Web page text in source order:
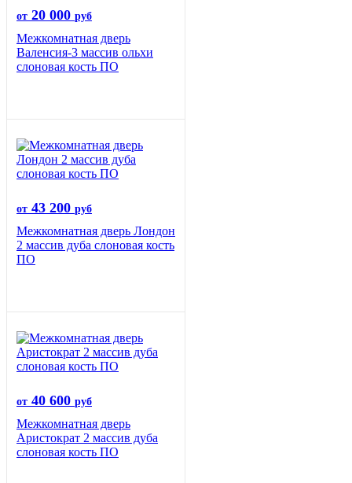
от 20 000 руб
Межкомнатная дверь
Валенсия-3 массив ольхи
слоновая кость ПО
от 43 200 руб
Межкомнатная дверь Лондон
2 массив дуба слоновая кость
ПО
от 40 600 руб
Межкомнатная дверь
Аристократ 2 массив дуба
слоновая кость ПО